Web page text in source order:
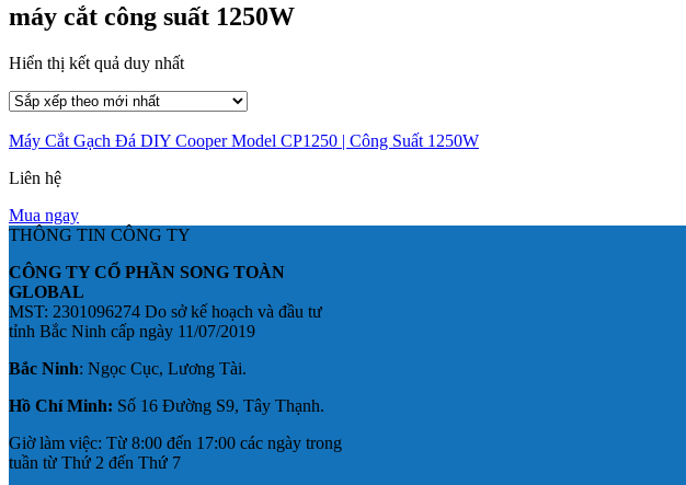
máy cắt công suất 1250W
Hiển thị kết quả duy nhất
Máy Cắt Gạch Đá DIY Cooper Model CP1250 | Công Suất 1250W
Liên hệ
Mua ngay
THÔNG TIN CÔNG TY
CÔNG TY CỔ PHẦN SONG TOÀN
GLOBAL
MST: 2301096274 Do sở kế hoạch và đầu tư
tỉnh Bắc Ninh cấp ngày 11/07/2019
Bắc Ninh: Ngọc Cục, Lương Tài.
Hồ Chí Minh: Số 16 Đường S9, Tây Thạnh.
Giờ làm việc: Từ 8:00 đến 17:00 các ngày trong
tuần từ Thứ 2 đến Thứ 7